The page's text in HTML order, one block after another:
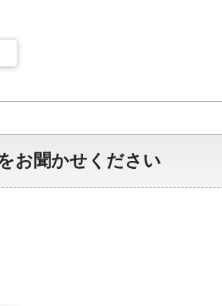
お聞かせください